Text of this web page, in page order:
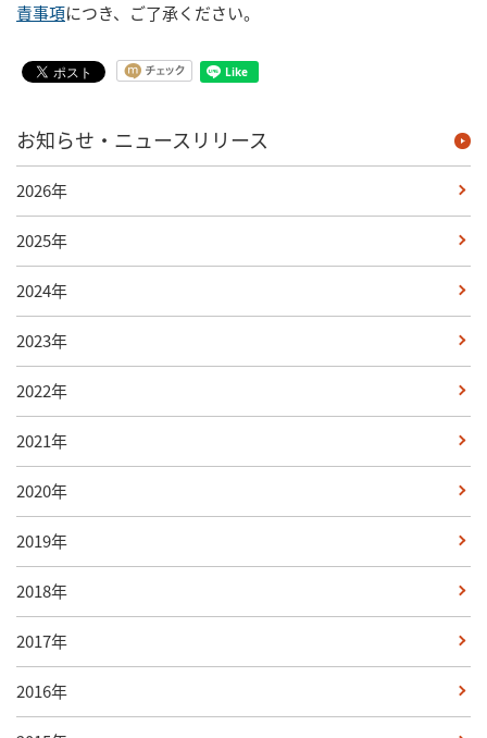
責事項につき、ご了承ください。
お知らせ・ニュースリリース
2026年
2025年
2024年
2023年
2022年
2021年
2020年
2019年
2018年
2017年
2016年